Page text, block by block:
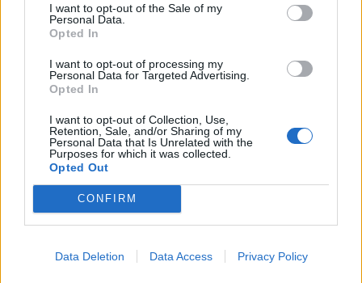
I want to opt-out of the Sale of my
Personal Data.
Opted In
I want to opt-out of processing my
Personal Data for Targeted Advertising.
Opted In
I want to opt-out of Collection, Use,
Retention, Sale, and/or Sharing of my
Personal Data that Is Unrelated with the
Purposes for which it was collected.
Opted Out
CONFIRM
Data Deletion Data Access Privacy Policy
1.
A meghámozott kis kockákra darabolt
sárgarépát, a zöldborsót, sós vízben
salátástálba szórjuk. Ezután
megmosott héjas, kimagozott almát,